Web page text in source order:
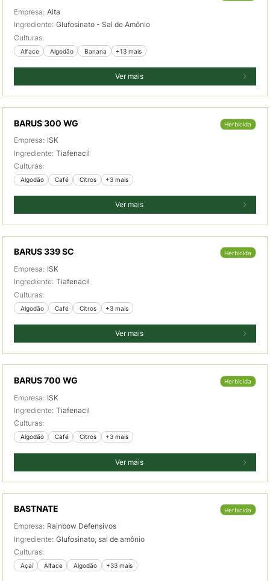
Empresa: Alta
Ingrediente: Glufosinato - Sal de Amônio
Culturas:
Alface Algodão Banana +13 mais
Ver mais
BARUS 300 WG Herbicida
Empresa: ISK
Ingrediente: Tiafenacil
Culturas:
Algodão Café Citros +3 mais
Ver mais
BARUS 339 SC Herbicida
Empresa: ISK
Ingrediente: Tiafenacil
Culturas:
Algodão Café Citros +3 mais
Ver mais
BARUS 700 WG Herbicida
Empresa: ISK
Ingrediente: Tiafenacil
Culturas:
Algodão Café Citros +3 mais
Ver mais
BASTNATE Herbicida
Empresa: Rainbow Defensivos
Ingrediente: Glufosinato, sal de amônio
Culturas:
Açaí Alface Algodão +33 mais